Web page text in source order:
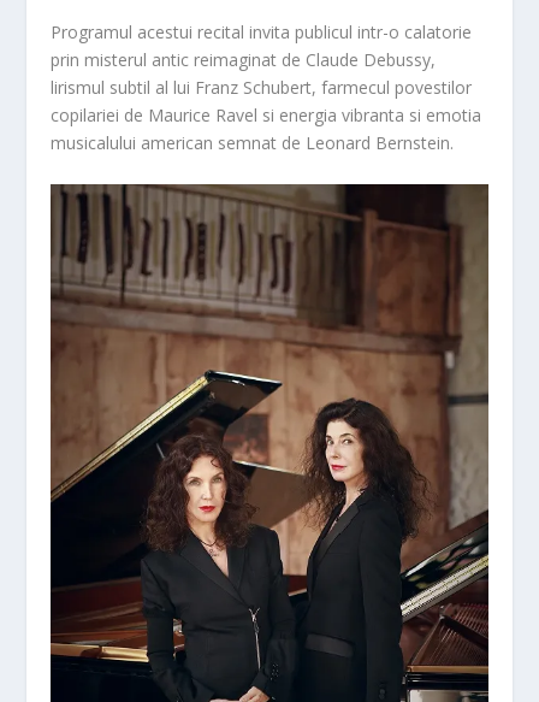
Programul acestui recital invita publicul intr-o calatorie
prin misterul antic reimaginat de Claude Debussy,
lirismul subtil al lui Franz Schubert, farmecul povestilor
copilariei de Maurice Ravel si energia vibranta si emotia
musicalului american semnat de Leonard Bernstein.